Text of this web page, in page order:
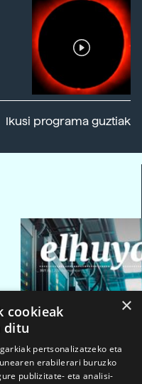
Ikusi programa guztiak
×
cookieak
ditu
pertsonalizatzeko eta
erabilerari buruzko
publizitate- eta analisi-